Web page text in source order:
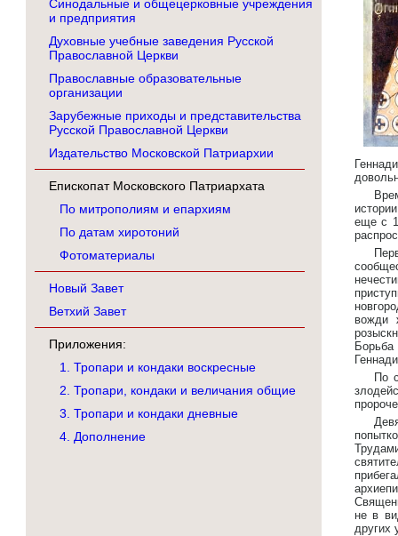
Синодальные и общецерковные учреждения
и предприятия
Духовные учебные заведения Русской
Православной Церкви
Православные образовательные
организации
Зарубежные приходы и представительства
Русской Православной Церкви
Издательство Московской Патриархии
Епископат Московского Патриархата
По митрополиям и епархиям
По датам хиротоний
Фотоматериалы
Новый Завет
Ветхий Завет
Приложения:
1. Тропари и кондаки воскресные
2. Тропари, кондаки и величания общие
3. Тропари и кондаки дневные
4. Дополнение
еще с
вожди
По
не в
других